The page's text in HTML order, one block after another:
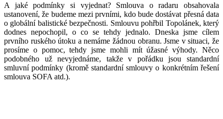
A jaké podmínky si vyjednat? Smlouva o radaru obsahovala
ustanovení, že budeme mezi prvními, kdo bude dostávat přesná data
o globální balistické bezpečnosti. Smlouvu pohřbil Topolánek, který
dodnes nepochopil, o co se tehdy jednalo. Dneska jsme cílem
prvního ruského útoku a nemáme žádnou obranu. Jsme v situaci, že
prosíme o pomoc, tehdy jsme mohli mít úžasné výhody. Něco
podobného už nevyjednáme, takže v pořádku jsou standardní
smluvní podmínky (kromě standardní smlouvy o konkrétním řešení
smlouva SOFA atd.).